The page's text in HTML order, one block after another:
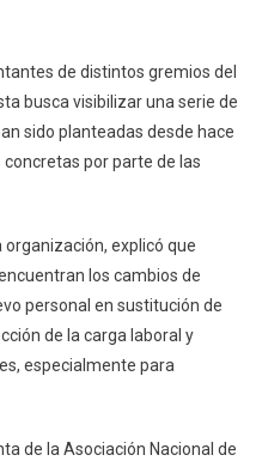
Cabral
Por
Reivindicaciones
Laborales
de distintos gremios del
busca visibilizar una serie de
sido planteadas desde hace
por parte de las
explicó que
los cambios de
personal en sustitución de
de la carga laboral y
especialmente para
de la Asociación Nacional de